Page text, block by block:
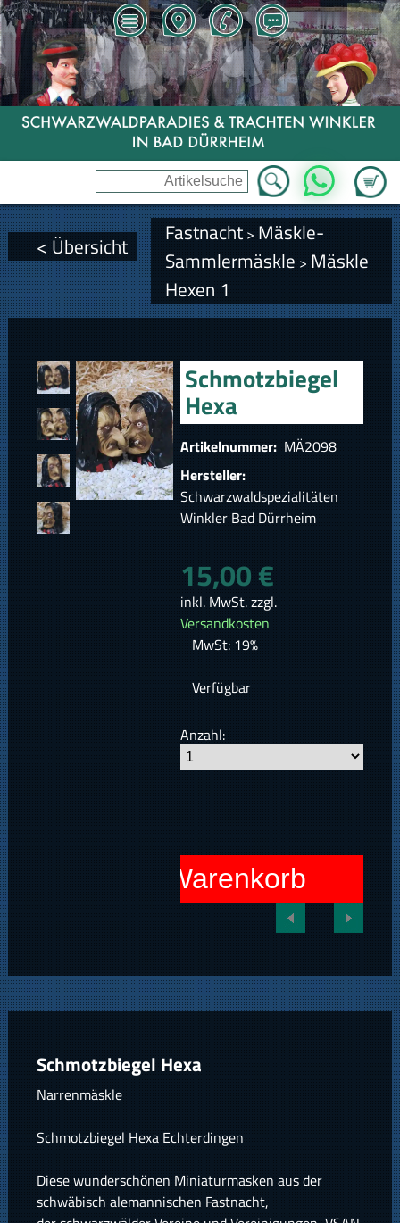
Zum
WhatsApp
< Übersicht Fastnacht> Mäskle-
Sammlermäskle > Mäskle
Hexen 1
Schmotzbiegel
Hexa
Artikelnummer: MÄ2098
Hersteller:
Schwarzwaldspezialitäten
Winkler Bad Dürrheim
15,00 €
inkl. MwSt. zzgl.
Versandkosten
MwSt: 19%
Verfügbar
Anzahl:
In den Warenkorb
Schmotzbiegel Hexa
Narrenmäskle
Schmotzbiegel Hexa Echterdingen
Diese wunderschönen Miniaturmasken aus der
schwäbisch alemannischen Fastnacht,